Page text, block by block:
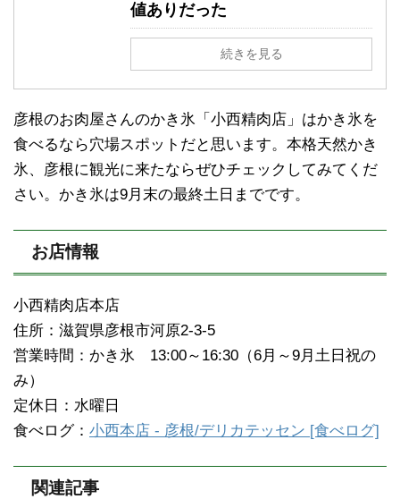
値ありだった
続きを見る
彦根のお肉屋さんのかき氷「小西精肉店」はかき氷を
食べるなら穴場スポットだと思います。本格天然かき
氷、彦根に観光に来たならぜひチェックしてみてくだ
さい。かき氷は9月末の最終土日までです。
お店情報
小西精肉店本店
住所：滋賀県彦根市河原2-3-5
営業時間：かき氷 13:00～16:30（6月～9月土日祝の
み）
定休日：水曜日
食べログ： 小西本店 - 彦根/デリカテッセン [食べログ]
関連記事